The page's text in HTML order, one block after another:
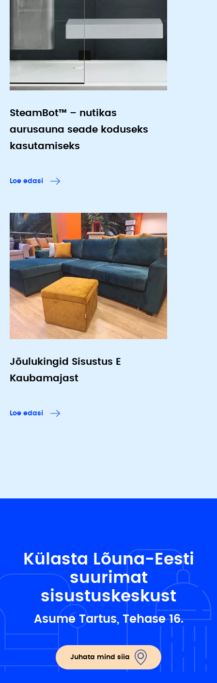
SteamBot™ – nutikas
aurusauna seade koduseks
kasutamiseks
Loe edasi
Jõulukingid Sisustus E
Kaubamajast
Loe edasi
Külasta Lõuna-Eesti
suurimat
sisustuskeskust
Asume Tartus, Tehase 16.
Juhata mind siia